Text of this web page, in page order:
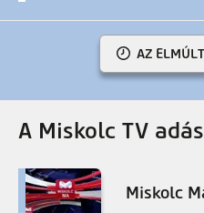
AZ
A Miskolc TV
Miskolc